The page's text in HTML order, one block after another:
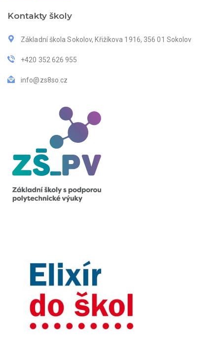
Kontakty školy
Základní škola Sokolov, Křižíkova 1916, 356 01 Sokolov
+420 352 626 955
info@zs8so.cz